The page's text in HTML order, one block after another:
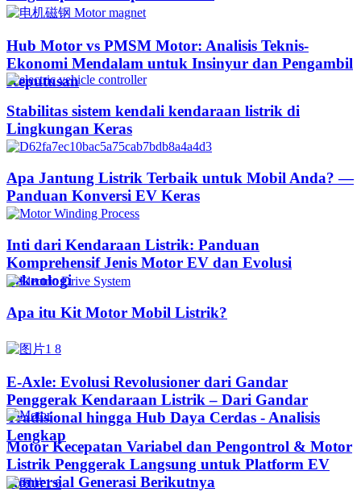
Hub Motor vs PMSM Motor: Analisis Teknis-
Ekonomi Mendalam untuk Insinyur dan Pengambil
Keputusan
Stabilitas sistem kendali kendaraan listrik di
Lingkungan Keras
Apa Jantung Listrik Terbaik untuk Mobil Anda? —
Panduan Konversi EV Keras
Inti dari Kendaraan Listrik: Panduan
Komprehensif Jenis Motor EV dan Evolusi
Teknologi
Apa itu Kit Motor Mobil Listrik?
E-Axle: Evolusi Revolusioner dari Gandar
Penggerak Kendaraan Listrik – Dari Gandar
Tradisional hingga Hub Daya Cerdas - Analisis
Lengkap
Motor Kecepatan Variabel dan Pengontrol & Motor
Listrik Penggerak Langsung untuk Platform EV
Komersial Generasi Berikutnya